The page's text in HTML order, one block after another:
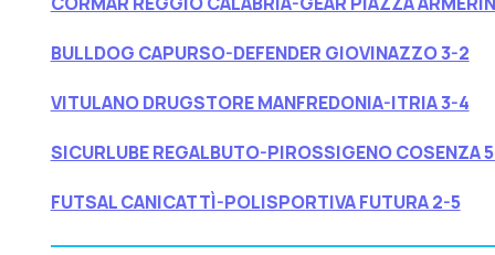
BULLDOG CAPURSO-DEFENDER GIOVINAZZO 3-2
VITULANO DRUGSTORE MANFREDONIA-ITRIA 3-4
SICURLUBE REGALBUTO-PIROSSIGENO COSENZA
FUTSAL CANICATTÌ-POLISPORTIVA FUTURA 2-5